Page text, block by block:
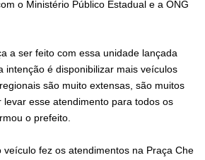
o Ministério Público Estadual e a ONG
a ser feito com essa unidade lançada
intenção é disponibilizar mais veículos
são muito extensas, são muitos
levar esse atendimento para todos os
o prefeito.
veículo fez os atendimentos na Praça Che